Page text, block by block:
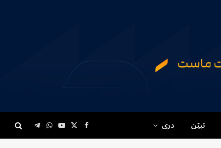
تبیّن دری Facebook
X
(Twitter)
YouTube
WhatsApp
Telegram